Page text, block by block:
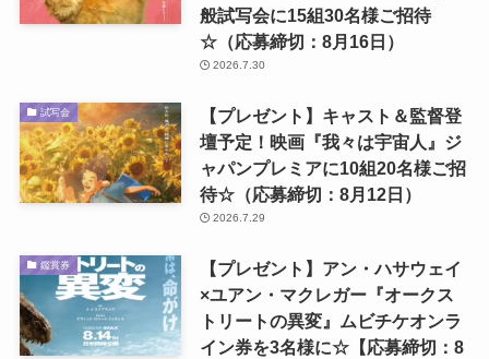
般試写会に15組30名様ご招待
☆（応募締切：8月16日）
2026.7.30
試写会
【プレゼント】キャスト＆監督登
壇予定！映画『我々は宇宙人』ジ
ャパンプレミアに10組20名様ご招
待☆（応募締切：8月12日）
2026.7.29
鑑賞券
【プレゼント】アン・ハサウェイ
×ユアン・マクレガー『オークス
トリートの異変』ムビチケオンラ
イン券を3名様に☆【応募締切：8